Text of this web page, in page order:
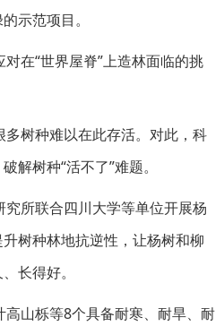
示范项目。
在“世界屋脊”上造林面临的挑
树种难以在此存活。对此，科
解树种“活不了”难题。
所联合四川大学等单位开展杨
树种林地抗逆性，让杨树和柳
长得好。
山栎等8个具备耐寒、耐旱、耐